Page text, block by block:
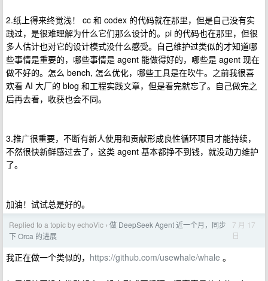
2.纸上得来终觉浅！ cc 和 codex 的代码就在那里，但是自己没有实
践过，是很难理解为什么它们那么设计的。pi 的代码也在那里，但很
多人估计也对它的设计模式没什么感受。自己维护过类似的才知道哪
些事情是重要的，哪些事情是 agent 能做得好的，哪些是 agent 现在
做不好的。怎么 bench, 怎么优化，哪些工具是在吹牛。之前我很喜
欢看 AI 大厂的 blog 和工程实践文章，但是看完就忘了。自己做完之
后再去看，收获也会不同。
3.推广很重要，不断有新人使用和贡献形成良性循环项目才能持续，
不然很快新鲜感过去了，这类 agent 基本都挣不到钱，就没动力维护
了。
加油！试试总是好的。
Replied to a topic by echoVic › 做 DeepSeek Agent 近一个月，同步
下 Orca 的进展
7 月 17
日
我正在做一个类似的， https://github.com/usewhale/whale 。